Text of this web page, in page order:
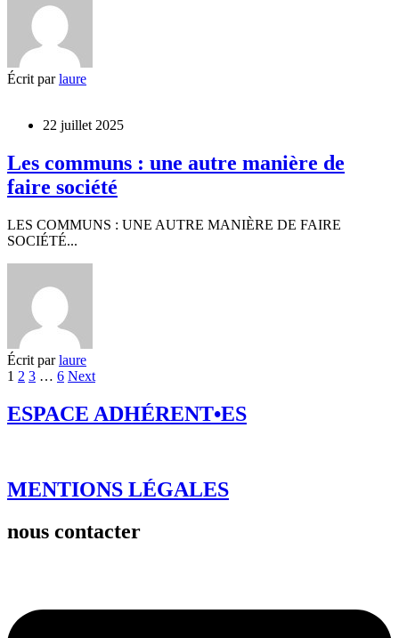
Écrit par laure
22 juillet 2025
Les communs : une autre manière de
faire société
LES COMMUNS : UNE AUTRE MANIÈRE DE FAIRE
SOCIÉTÉ...
Écrit par laure
1 2 3 … 6 Next
ESPACE ADHÉRENT•ES
MENTIONS LÉGALES
nous contacter